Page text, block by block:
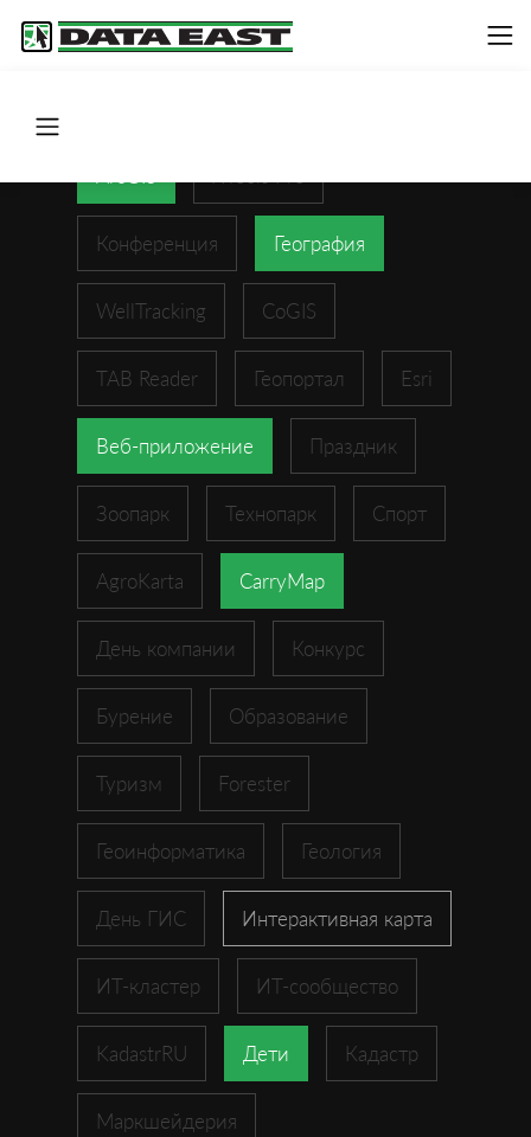
Конференция География
WellTracking CoGIS
TAB Reader Геопортал Esri
Веб-приложение Праздник
Зоопарк Технопарк Спорт
AgroKarta CarryMap
День компании Конкурс
Бурение Образование
Туризм Forester
Геоинформатика Геология
День ГИС Интерактивная карта
ИТ-кластер ИТ-сообщество
KadastrRU Дети Кадастр
Маркшейдерия